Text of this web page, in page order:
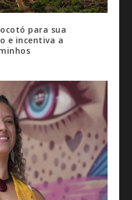
para sua
e incentiva a